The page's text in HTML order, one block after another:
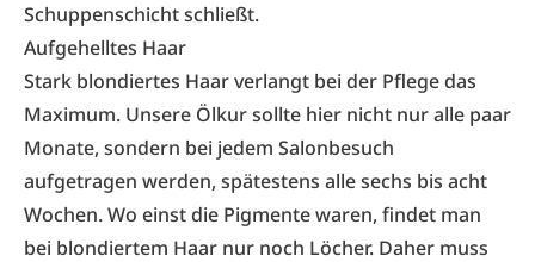
Schuppenschicht schließt.
Aufgehelltes Haar
Stark blondiertes Haar verlangt bei der Pflege das
Maximum. Unsere Ölkur sollte hier nicht nur alle paar
Monate, sondern bei jedem Salonbesuch
aufgetragen werden, spätestens alle sechs bis acht
Wochen. Wo einst die Pigmente waren, findet man
bei blondiertem Haar nur noch Löcher. Daher muss